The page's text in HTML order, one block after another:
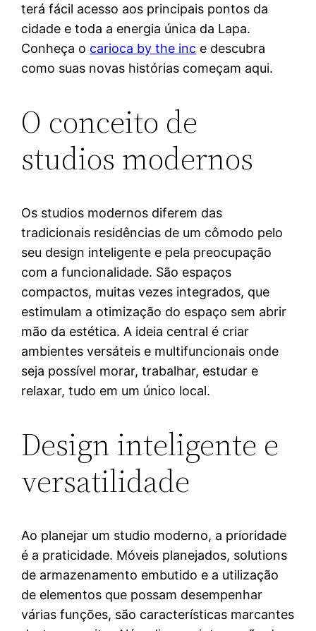
terá fácil acesso aos principais pontos da
cidade e toda a energia única da Lapa.
Conheça o carioca by the inc e descubra
como suas novas histórias começam aqui.
O conceito de
studios modernos
Os studios modernos diferem das
tradicionais residências de um cômodo pelo
seu design inteligente e pela preocupação
com a funcionalidade. São espaços
compactos, muitas vezes integrados, que
estimulam a otimização do espaço sem abrir
mão da estética. A ideia central é criar
ambientes versáteis e multifuncionais onde
seja possível morar, trabalhar, estudar e
relaxar, tudo em um único local.
Design inteligente e
versatilidade
Ao planejar um studio moderno, a prioridade
é a praticidade. Móveis planejados, solutions
de armazenamento embutido e a utilização
de elementos que possam desempenhar
várias funções, são características marcantes